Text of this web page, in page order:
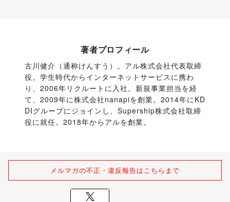
著者プロフィール
古川健介（通称けんすう）。アル株式会社代表取締
役。学生時代からインターネットサービスに携わ
り、2006年リクルートに入社。新規事業担当を経
て、2009年に株式会社nanapiを創業。2014年にKD
DIグループにジョインし、Supership株式会社取締
役に就任。2018年からアルを創業。
メルマガの不正・違反報告はこちらまで